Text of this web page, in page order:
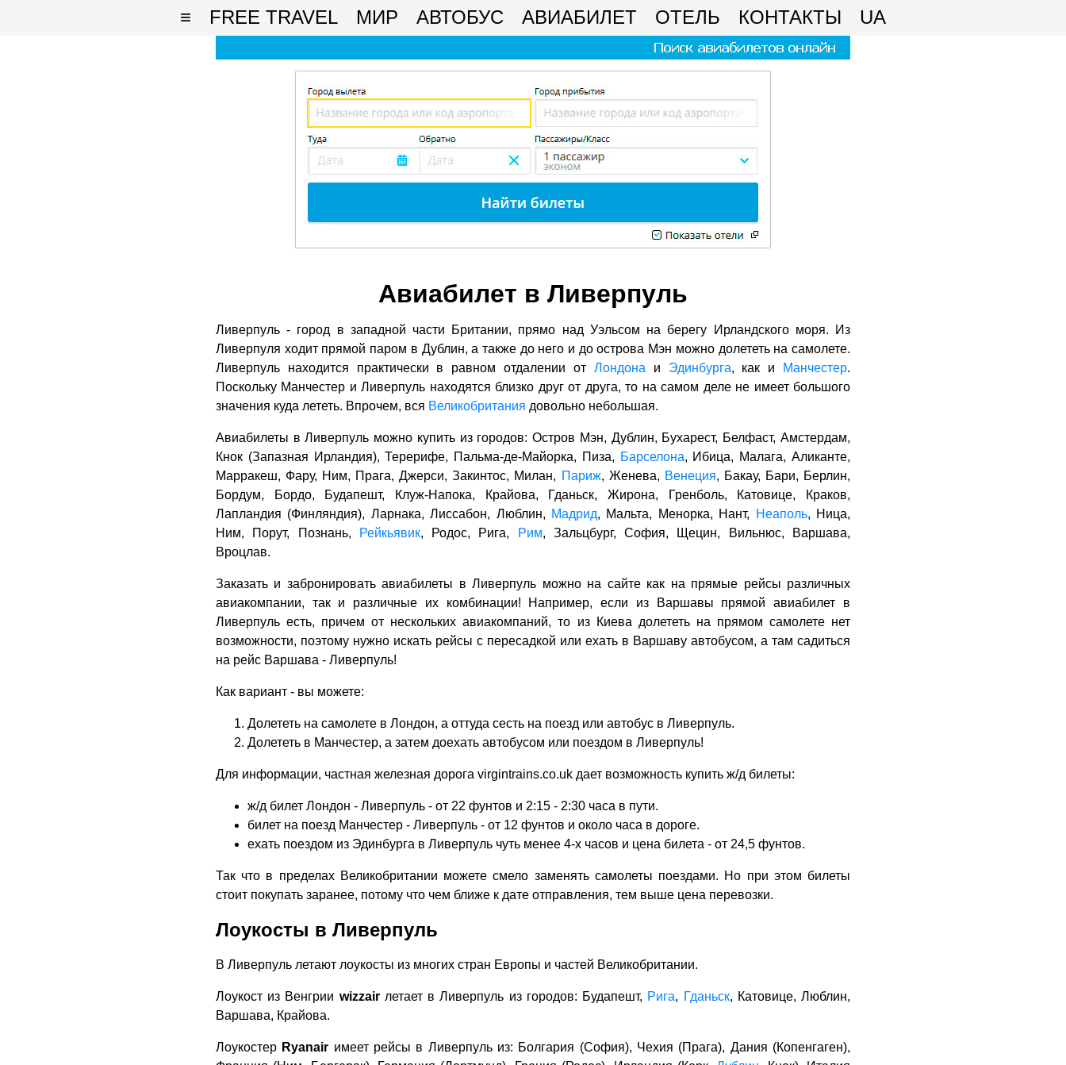
≡ FREE TRAVEL МИР АВТОБУС АВИАБИЛЕТ ОТЕЛЬ КОНТАКТЫ UA
Авиабилет в Ливерпуль
Ливерпуль - город в западной части Британии, прямо над Уэльсом на берегу Ирландского моря. Из
Ливерпуля ходит прямой паром в Дублин, а также до него и до острова Мэн можно долететь на самолете.
Ливерпуль находится практически в равном отдалении от Лондона и Эдинбурга, как и Манчестер.
Поскольку Манчестер и Ливерпуль находятся близко друг от друга, то на самом деле не имеет большого
значения куда лететь. Впрочем, вся Великобритания довольно небольшая.
Авиабилеты в Ливерпуль можно купить из городов: Остров Мэн, Дублин, Бухарест, Белфаст, Амстердам,
Кнок (Запазная Ирландия), Терерифе, Пальма-де-Майорка, Пиза, Барселона, Ибица, Малага, Аликанте,
Марракеш, Фару, Ним, Прага, Джерси, Закинтос, Милан, Париж, Женева, Венеция, Бакау, Бари, Берлин,
Бордум, Бордо, Будапешт, Клуж-Напока, Крайова, Гданьск, Жирона, Гренболь, Катовице, Краков,
Лапландия (Финляндия), Ларнака, Лиссабон, Люблин, Мадрид, Мальта, Менорка, Нант, Неаполь, Ница,
Ним, Порут, Познань,
Рейкьявик, Родос, Рига, Рим, Зальцбург, София, Щецин, Вильнюс, Варшава,
Вроцлав.
Заказать и забронировать авиабилеты в Ливерпуль можно на сайте как на прямые рейсы различных
авиакомпании, так и различные их комбинации! Например, если из Варшавы прямой авиабилет в
Ливерпуль есть, причем от нескольких авиакомпаний, то из Киева долететь на прямом самолете нет
возможности, поэтому нужно искать рейсы с пересадкой или ехать в Варшаву автобусом, а там садиться
на рейс Варшава - Ливерпуль!
Как вариант - вы можете:
Долететь на самолете в Лондон, а оттуда сесть на поезд или автобус в Ливерпуль.
Долететь в Манчестер, а затем доехать автобусом или поездом в Ливерпуль!
Для информации, частная железная дорога virgintrains.co.uk дает возможность купить ж/д билеты:
ж/д билет Лондон - Ливерпуль - от 22 фунтов и 2:15 - 2:30 часа в пути.
билет на поезд Манчестер - Ливерпуль - от 12 фунтов и около часа в дороге.
ехать поездом из Эдинбурга в Ливерпуль чуть менее 4-х часов и цена билета - от 24,5 фунтов.
Так что в пределах Великобритании можете смело заменять самолеты поездами. Но при этом билеты
стоит покупать заранее, потому что чем ближе к дате отправления, тем выше цена перевозки.
Лоукосты в Ливерпуль
В Ливерпуль летают лоукосты из многих стран Европы и частей Великобритании.
Лоукост из Венгрии wizzairлетает в Ливерпуль из городов: Будапешт, Рига, Гданьск, Катовице, Люблин,
Варшава, Крайова.
Лоукостер Ryanair имеет рейсы в Ливерпуль из: Болгария (София), Чехия (Прага), Дания (Копенгаген),